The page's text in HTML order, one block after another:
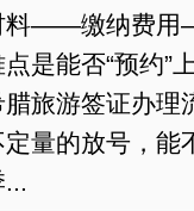
——缴纳费
是能否“预约”
腊旅游签证
量的放号，能